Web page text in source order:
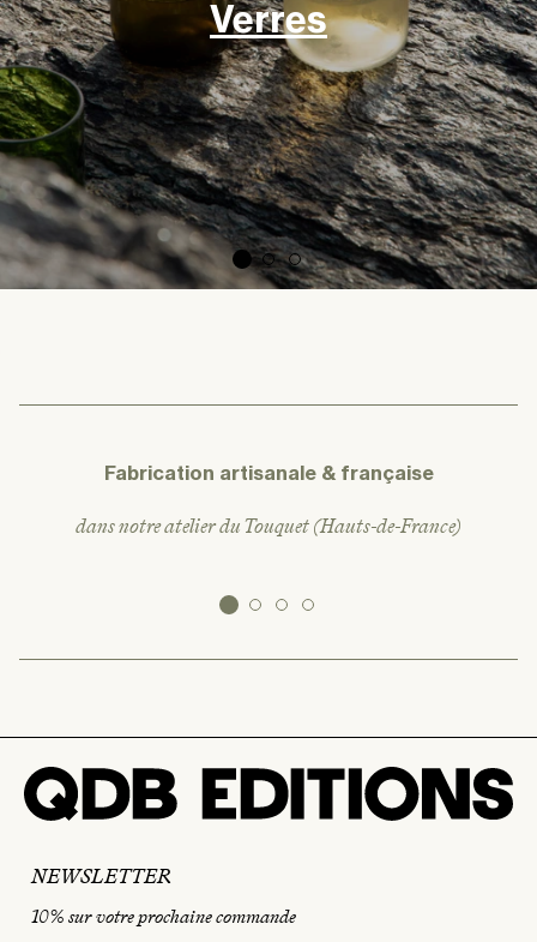
Verres
Fabrication artisanale & française
dans notre atelier du Touquet (Hauts-de-France)
NEWSLETTER
10% sur votre prochaine commande